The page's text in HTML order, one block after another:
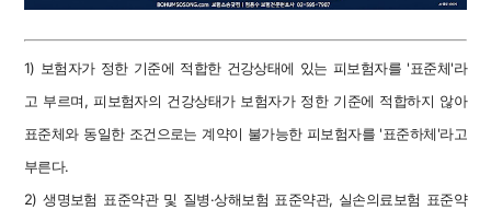
1) 보험자가 정한 기준에 적합한 건강상태에 있는 피보험자를 '표준체'라
고 부르며, 피보험자의 건강상태가 보험자가 정한 기준에 적합하지 않아
표준체와 동일한 조건으로는 계약이 불가능한 피보험자를 '표준하체'라고
부른다.
2) 생명보험 표준약관 및 질병·상해보험 표준약관, 실손의료보험 표준약